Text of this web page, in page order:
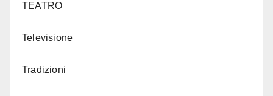
TEATRO
Televisione
Tradizioni